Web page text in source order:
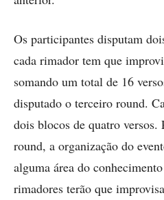
Os participantes disputam
cada rimador tem que
somando um total de 16
disputado o terceiro round.
dois blocos de quatro versos.
round, a organização do
alguma área do
rimadores terão que